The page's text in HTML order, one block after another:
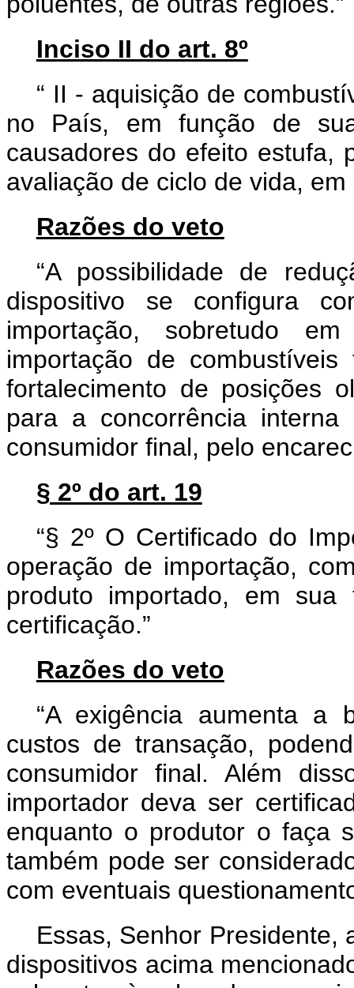
Inciso II do art. 8º
“ II - aquisição de
no País, em função de
causadores do efeito estufa,
avaliação de ciclo de vida,
Razões do veto
“A possibilidade de
dispositivo se configura
importação, sobretudo
importação de
fortalecimento de posições
para a concorrência
consumidor final, pelo
§ 2º do art. 19
“§ 2º O Certificado do
operação de importação,
produto importado, em
certificação.”
Razões do veto
“A exigência aumenta a
custos de transação,
consumidor final. Além
importador deva ser
enquanto o produtor o faça
também pode ser
com eventuais
Essas, Senhor Presidente,
dispositivos acima